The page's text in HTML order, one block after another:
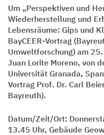
Um „Perspektiven und
Wiederherstellung und
Lebensräume: Gips und
BayCEER-Vortrag
Umweltforschung) am
Juan Lorite Moreno, von
Universität Granada,
Vortrag Prof. Dr. Carl
Bayreuth).
Datum/Zeit/Ort:
13.45 Uhr, Gebäude